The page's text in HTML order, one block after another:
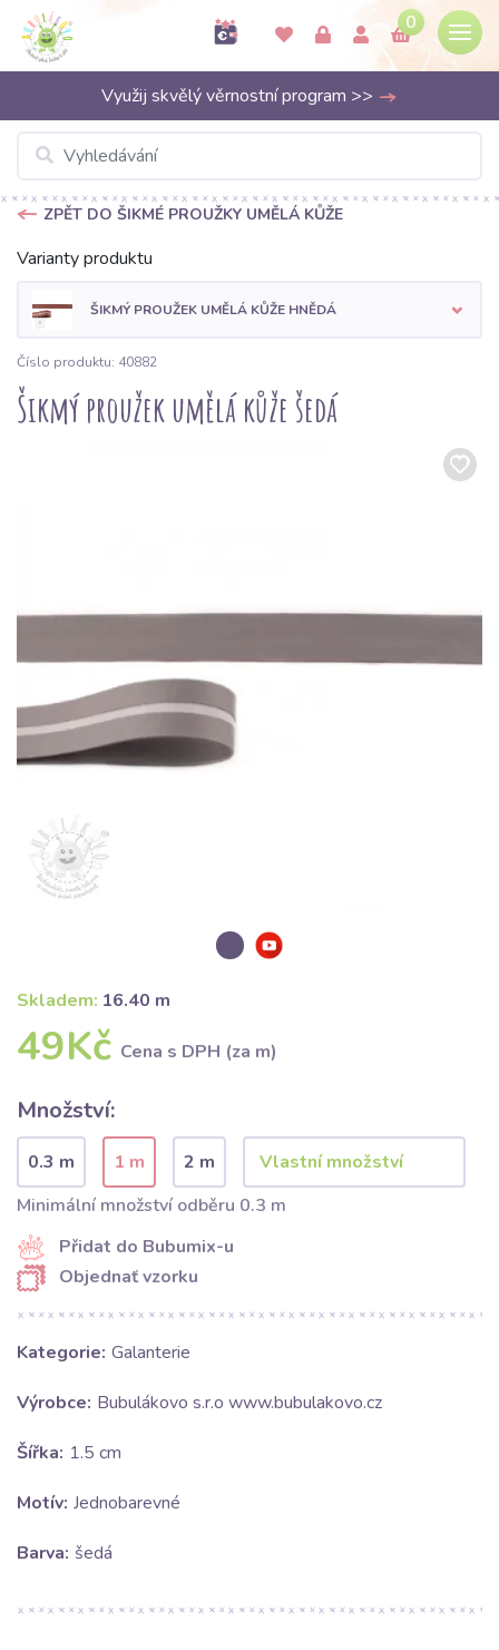
0
Využij skvělý věrnostní program >>
ZPĚT DO ŠIKMÉ PROUŽKY UMĚLÁ KŮŽE
Varianty produktu
ŠIKMÝ PROUŽEK UMĚLÁ KŮŽE HNĚDÁ
Číslo produktu: 40882
Šikmý proužek umělá kůže šedá
Skladem: 16.40 m
49Kč Cena s DPH (za m)
Množství:
0.3 m 1 m
2 m
Minimální množství odběru 0.3 m
Přidat do Bubumix-u
Objednať vzorku
Kategorie: Galanterie
Výrobce: Bubulákovo s.r.o www.bubulakovo.cz
Šířka: 1.5 cm
Motív: Jednobarevné
Barva: šedá